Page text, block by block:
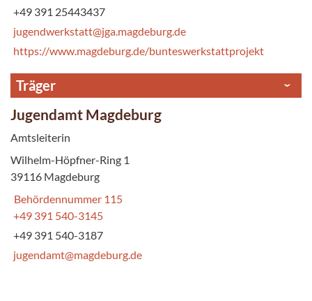
+49 391 25443437
jugendwerkstatt@jga.magdeburg.de
https://www.magdeburg.de/bunteswerkstattprojekt
Träger
Jugendamt Magdeburg
Amtsleiterin
Wilhelm-Höpfner-Ring 1
39116 Magdeburg
Behördennummer 115
+49 391 540-3145
+49 391 540-3187
jugendamt@magdeburg.de